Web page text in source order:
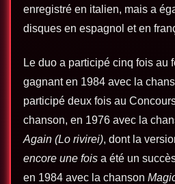
enregistré en italien, mais a
disques en espagnol et en
Le duo a participé cinq fois au
gagnant en 1984 avec la
participé deux fois au
chanson, en 1976 avec la
Again (Lo rivirei), dont la
encore une fois a été un
en 1984 avec la chanson